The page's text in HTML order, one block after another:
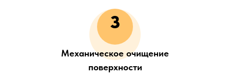
3
Механическое очищение
поверхности